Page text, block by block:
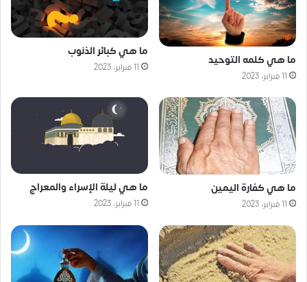
ما هي كلمه التوحيد
11 فبراير، 2023
ما هي كبائر الذنوب
11 فبراير، 2023
ما هي كفارة اليمين
11 فبراير، 2023
ما هي ليلة الإسراء والمعراج
11 فبراير، 2023